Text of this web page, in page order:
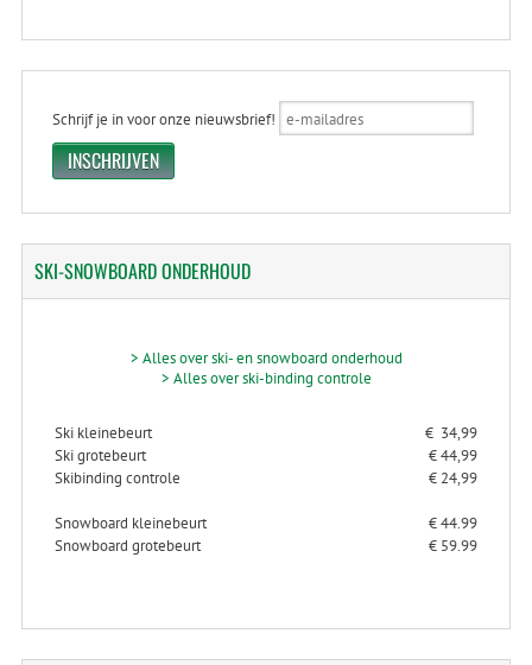
Schrijf je in voor onze nieuwsbrief!
SKI-SNOWBOARDONDERHOUD
> Alles over ski- en snowboard onderhoud
> Alles over ski-binding controle
Ski kleinebeurt
€ 34,99
Ski grotebeurt
€ 44,99
Skibinding controle
€ 24,99
Snowboard kleinebeurt
€ 44.99
Snowboard grotebeurt
€ 59.99